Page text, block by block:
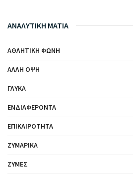
ΑΝΑΛΥΤΙΚΗ ΜΑΤΙΑ
ΑΘΛΗΤΙΚΉ ΦΩΝΉ
ΆΛΛΗ ΌΨΗ
ΓΛΥΚΆ
ΕΝΔΙΑΦΈΡΟΝΤΑ
ΕΠΙΚΑΙΡΌΤΗΤΑ
ΖΥΜΑΡΙΚΆ
ΖΎΜΕΣ